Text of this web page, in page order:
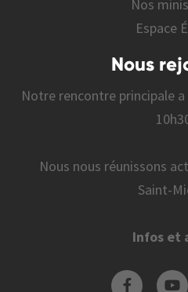
Nos
Espace
Nous
Notre rencontre principale
Nous nous réunissons
Saint-
Infos et